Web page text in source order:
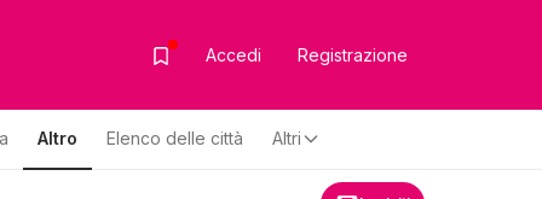
Accedi Registrazione
Altro Elenco delle città Altri